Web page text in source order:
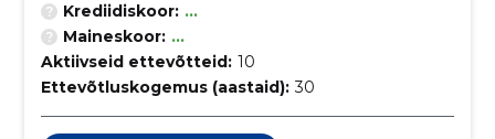
Krediidiskoor: ...
Maineskoor: ...
Aktiivseid ettevõtteid: 10
Ettevõtluskogemus (aastaid): 30